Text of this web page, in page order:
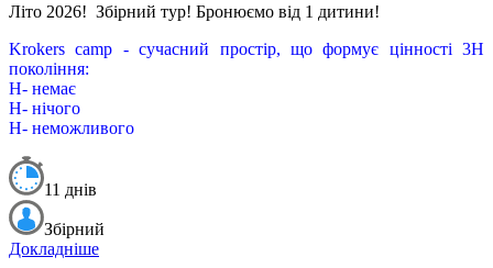
Літо 2026! Збірний тур! Бронюємо від 1 дитини!
Krokers camp - сучасний простір, що формує цінності 3Н
покоління:
Н- немає
Н- нічого
Н- неможливого
11 днів
Збірний
Докладніше